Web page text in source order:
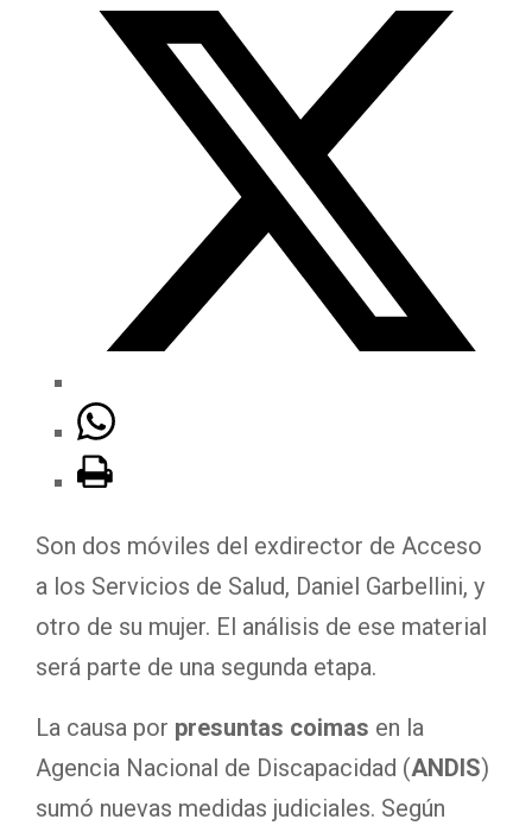
Son dos móviles del exdirector de Acceso
a los Servicios de Salud, Daniel Garbellini, y
otro de su mujer. El análisis de ese material
será parte de una segunda etapa.
La causa por presuntas coimas en la
Agencia Nacional de Discapacidad (ANDIS)
sumó nuevas medidas judiciales. Según